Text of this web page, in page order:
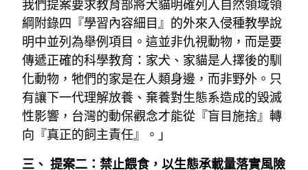
我們提案要求教育部將犬貓明確列入自然領域領
綱附錄四『學習內容細目』的外來入侵種教學說
明中並列為舉例項目。這並非仇視動物，而是要
傳遞正確的科學教育：家犬、家貓是人擇後的馴
化動物，牠們的家是在人類身邊，而非野外。只
有讓下一代理解放養、棄養對生態系造成的毀滅
性影響，台灣的動保觀念才能從『盲目施捨』轉
向『真正的飼主責任』。」
三、 提案二：禁止餵食，以生態承載量落實風險